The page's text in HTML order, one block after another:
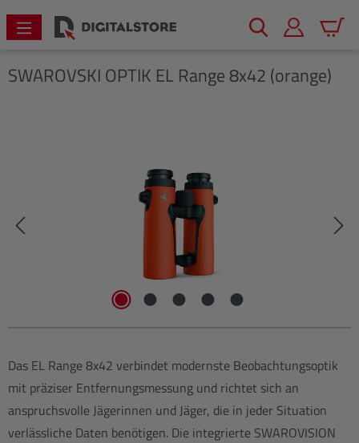
springen
SWAROVSKI OPTIK EL Range 8x42 (orange)
Das EL Range 8x42 verbindet modernste Beobachtungsoptik
mit präziser Entfernungsmessung und richtet sich an
anspruchsvolle Jägerinnen und Jäger, die in jeder Situation
verlässliche Daten benötigen. Die integrierte SWAROVISION